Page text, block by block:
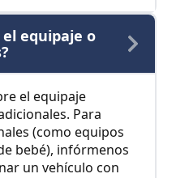
equipaje o
el equipaje
Para
(como equipos
bebé), infórmenos
un vehículo con